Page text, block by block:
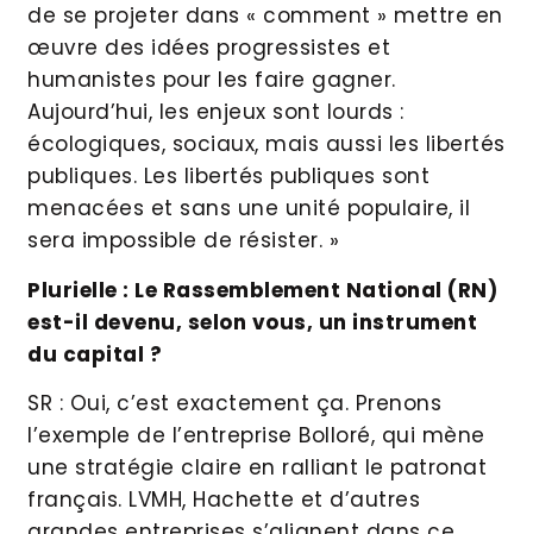
de se projeter dans « comment » mettre en
œuvre des idées progressistes et
humanistes pour les faire gagner.
Aujourd’hui, les enjeux sont lourds :
écologiques, sociaux, mais aussi les libertés
publiques. Les libertés publiques sont
menacées et sans une unité populaire, il
sera impossible de résister. »
Plurielle : Le Rassemblement National (RN)
est-il devenu, selon vous, un instrument
du capital ?
SR : Oui, c’est exactement ça. Prenons
l’exemple de l’entreprise Bolloré, qui mène
une stratégie claire en ralliant le patronat
français. LVMH, Hachette et d’autres